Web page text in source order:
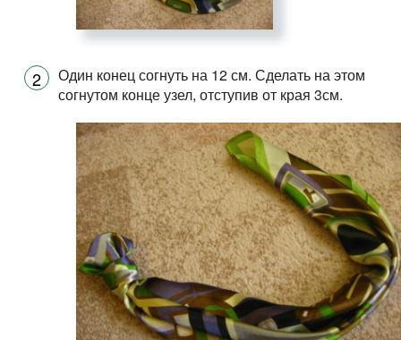
Один конец согнуть на 12 см. Сделать на этом
согнутом конце узел, отступив от края 3см.